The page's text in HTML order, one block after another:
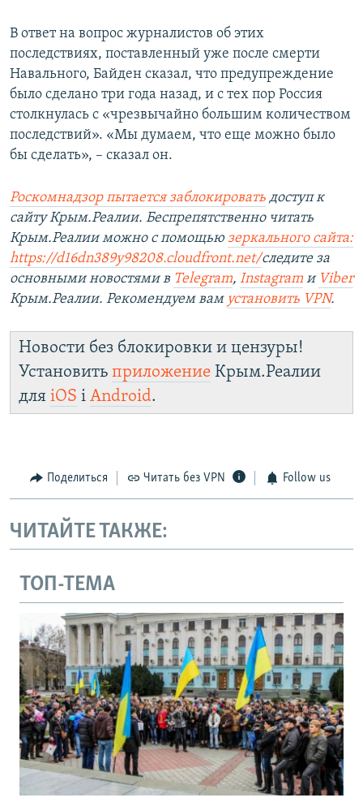
В ответ на вопрос журналистов об этих
последствиях, поставленный уже после смерти
Навального, Байден сказал, что предупреждение
было сделано три года назад, и с тех пор Россия
столкнулась с «чрезвычайно большим количеством
последствий». «Мы думаем, что еще можно было
бы сделать», – сказал он.
Роскомнадзор пытается заблокировать доступ к
сайту Крым.Реалии. Беспрепятственно читать
Крым.Реалии можно с помощью зеркального сайта:
https://d16dn389y98208.cloudfront.net/следите за
основными новостями в Telegram, Instagram и Viber
Крым.Реалии. Рекомендуем вам установить VPN.
Новости без блокировки и цензуры!
Установить приложение Крым.Реалии
для iOS і Android.
Поделиться Читать без VPN Follow us
ЧИТАЙТЕ ТАКЖЕ:
ТОП-ТЕМА